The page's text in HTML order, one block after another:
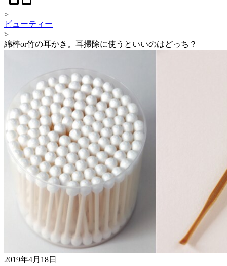
>
ビューティー
>
綿棒or竹の耳かき。耳掃除に使うといいのはどっち？
2019年4月18日